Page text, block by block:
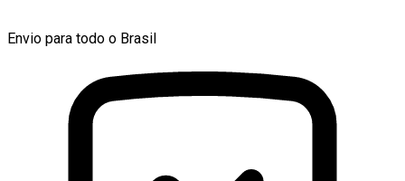
Envio para todo o Brasil